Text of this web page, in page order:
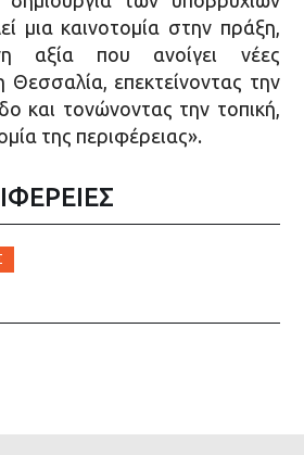
μια καινοτομία στην πράξη,
αξία που ανοίγει νέες
Θεσσαλία, επεκτείνοντας την
και τονώνοντας την τοπική,
της περιφέρειας».